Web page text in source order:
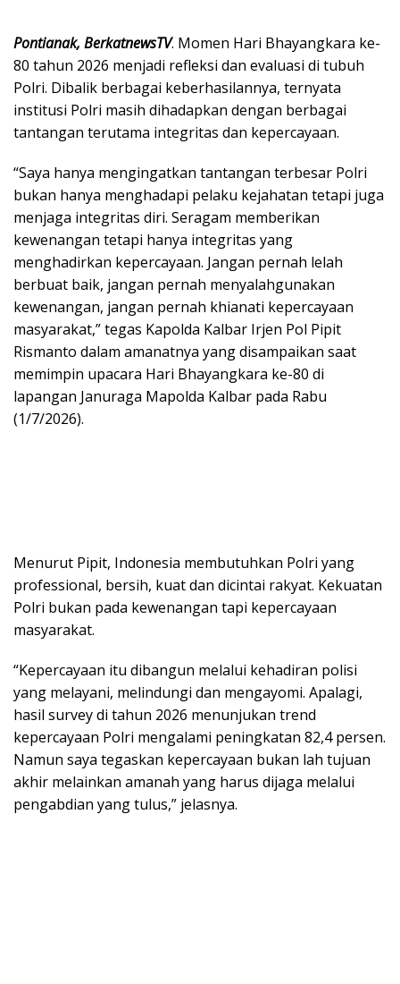
Pontianak, BerkatnewsTV. Momen Hari Bhayangkara ke-
80 tahun 2026 menjadi refleksi dan evaluasi di tubuh
Polri. Dibalik berbagai keberhasilannya, ternyata
institusi Polri masih dihadapkan dengan berbagai
tantangan terutama integritas dan kepercayaan.
“Saya hanya mengingatkan tantangan terbesar Polri
bukan hanya menghadapi pelaku kejahatan tetapi juga
menjaga integritas diri. Seragam memberikan
kewenangan tetapi hanya integritas yang
menghadirkan kepercayaan. Jangan pernah lelah
berbuat baik, jangan pernah menyalahgunakan
kewenangan, jangan pernah khianati kepercayaan
masyarakat,” tegas Kapolda Kalbar Irjen Pol Pipit
Rismanto dalam amanatnya yang disampaikan saat
memimpin upacara Hari Bhayangkara ke-80 di
lapangan Januraga Mapolda Kalbar pada Rabu
(1/7/2026).
Menurut Pipit, Indonesia membutuhkan Polri yang
professional, bersih, kuat dan dicintai rakyat. Kekuatan
Polri bukan pada kewenangan tapi kepercayaan
masyarakat.
“Kepercayaan itu dibangun melalui kehadiran polisi
yang melayani, melindungi dan mengayomi. Apalagi,
hasil survey di tahun 2026 menunjukan trend
kepercayaan Polri mengalami peningkatan 82,4 persen.
Namun saya tegaskan kepercayaan bukan lah tujuan
akhir melainkan amanah yang harus dijaga melalui
pengabdian yang tulus,” jelasnya.